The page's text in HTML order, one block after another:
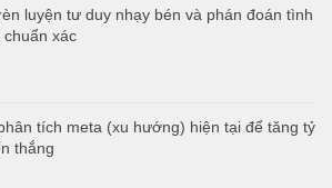
luyện tư duy nhạy bén và phán đoán tình
chuẩn xác
tích meta (xu hướng) hiện tại để tăng tỷ
thắng